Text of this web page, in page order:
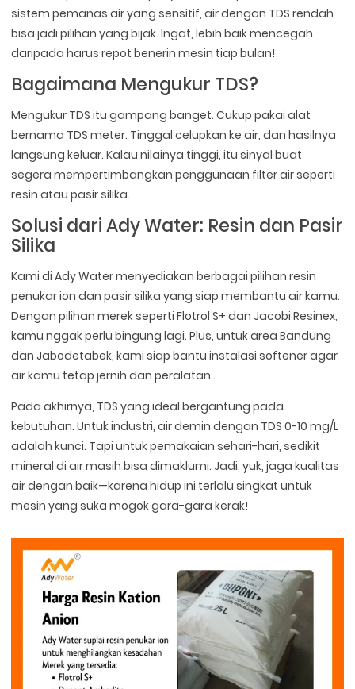
sistem pemanas air yang sensitif, air dengan TDS rendah
bisa jadi pilihan yang bijak. Ingat, lebih baik mencegah
daripada harus repot benerin mesin tiap bulan!
Bagaimana Mengukur TDS?
Mengukur TDS itu gampang banget. Cukup pakai alat
bernama TDS meter. Tinggal celupkan ke air, dan hasilnya
langsung keluar. Kalau nilainya tinggi, itu sinyal buat
segera mempertimbangkan penggunaan filter air seperti
resin atau pasir silika.
Solusi dari Ady Water: Resin dan Pasir
Silika
Kami di Ady Water menyediakan berbagai pilihan resin
penukar ion dan pasir silika yang siap membantu air kamu.
Dengan pilihan merek seperti Flotrol S+ dan Jacobi Resinex,
kamu nggak perlu bingung lagi. Plus, untuk area Bandung
dan Jabodetabek, kami siap bantu instalasi softener agar
air kamu tetap jernih dan peralatan .
Pada akhirnya, TDS yang ideal bergantung pada
kebutuhan. Untuk industri, air demin dengan TDS 0-10 mg/L
adalah kunci. Tapi untuk pemakaian sehari-hari, sedikit
mineral di air masih bisa dimaklumi. Jadi, yuk, jaga kualitas
air dengan baik—karena hidup ini terlalu singkat untuk
mesin yang suka mogok gara-gara kerak!